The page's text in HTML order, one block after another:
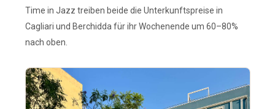
Time in Jazz treiben beide die Unterkunftspreise in
Cagliari und Berchidda für ihr Wochenende um 60–80%
nach oben.